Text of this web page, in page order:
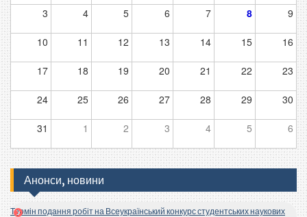
3 4 5 6 7 8 9
10 11 12 13 14 15 16
17 18 19 20 21 22 23
24 25 26 27 28 29 30
31 1 2 3 4 5 6
Анонси, новини
Термін подання робіт на Всеукраїнський конкурс студентських наукових